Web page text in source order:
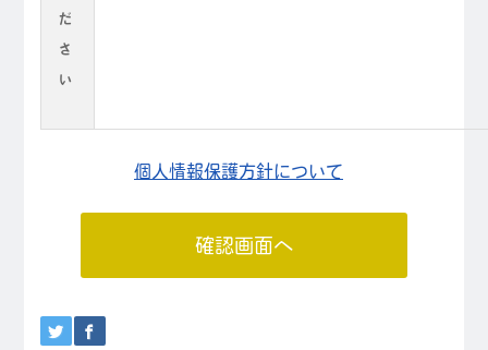
だ
さ
い
個人情報保護方針について